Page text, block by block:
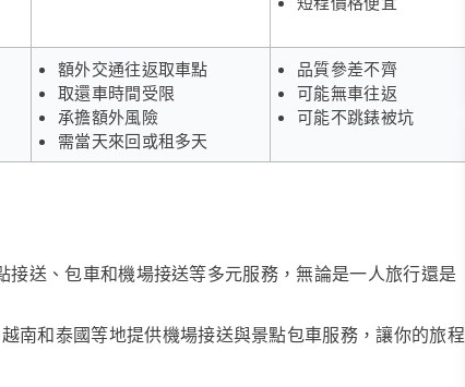
額外交通往返取車點
取還車時間受限
承擔額外風險
需當天來回或租多天
品質參差不齊
可能無車往返
可能不跳錶被坑
送、包車和機場接送等多元服務，無論是一人旅行還是
南和泰國等地提供機場接送與景點包車服務，讓你的旅程